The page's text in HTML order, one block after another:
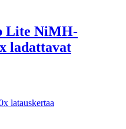
Lite NiMH-
ladattavat
latauskertaa